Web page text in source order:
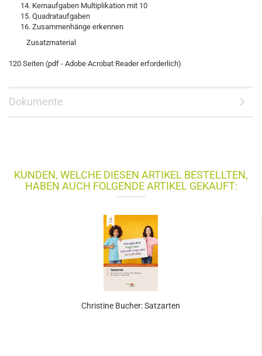
Kernaufgaben Multiplikation mit 10
Quadrataufgaben
Zusammenhänge erkennen
Zusatzmaterial
120 Seiten (pdf - Adobe Acrobat Reader erforderlich)
Dokumente
KUNDEN, WELCHE DIESEN ARTIKEL BESTELLTEN,
HABEN AUCH FOLGENDE ARTIKEL GEKAUFT:
Christine Bucher: Satzarten